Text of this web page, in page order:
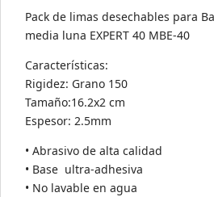
Pack de limas desechables para
media luna EXPERT 40 MBE-40
Características:
Rigidez: Grano 150
Tamaño:16.2x2 cm
Espesor: 2.5mm
• Abrasivo de alta calidad
• Base ultra-adhesiva
• No lavable en agua